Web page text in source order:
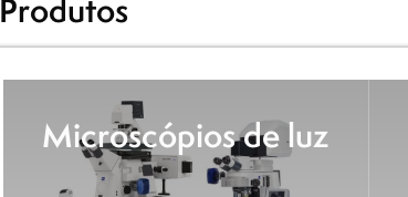
Produtos
Microscópios de luz
Search